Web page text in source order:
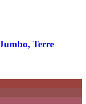
Terre